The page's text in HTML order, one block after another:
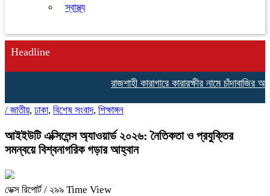
স্বাস্থ্য
Headline
রাজশাহী কারাগারে কারারক্ষীর নামে চাঁদাবাজির
/ জাতীয়, ঢাকা, বিশেষ সংবাদ, শিক্ষাঙ্গন
আইইউটি এক্সিলেন্স অ্যাওয়ার্ড ২০২৬: নৈতিকতা ও প্রযুক্তির
সমন্বয়ে বিশ্বনাগরিক গড়ার আহ্বান
ডেক্স রিপোর্ট/ ২৯৯ Time View